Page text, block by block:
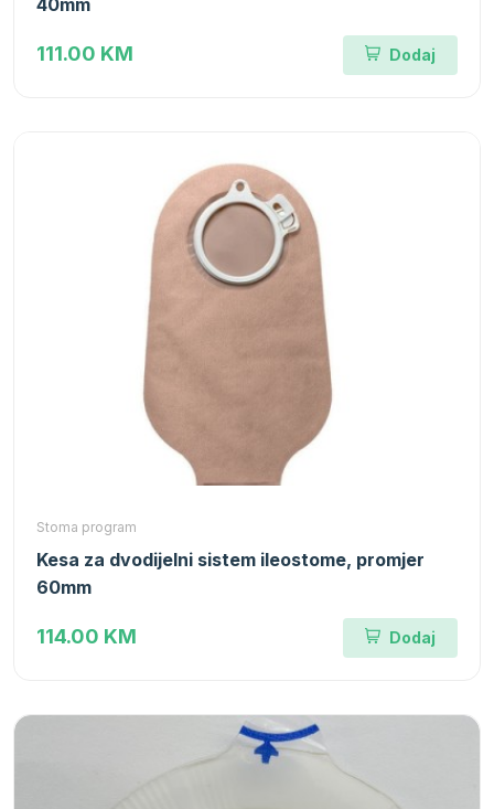
40mm
111.00 KM Dodaj
Stoma program
Kesa za dvodijelni sistem ileostome, promjer
60mm
114.00 KM Dodaj